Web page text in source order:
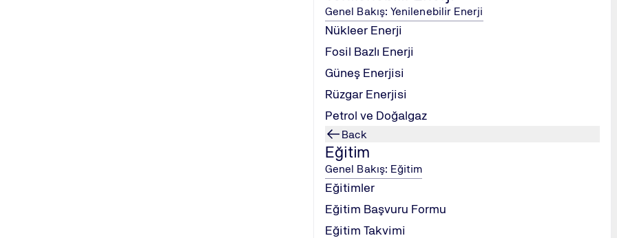
Genel Bakış: Yenilenebilir Enerji
Nükleer Enerji
Fosil Bazlı Enerji
Güneş Enerjisi
Rüzgar Enerjisi
Petrol ve Doğalgaz
Back
Eğitim
Genel Bakış: Eğitim
Eğitimler
Eğitim Başvuru Formu
Eğitim Takvimi
Dokümantasyon hataları üzerinden vaka analizi ve düzeltme alıştırmaları.
Enerji yönetim sisteminin kurulumu ve dokümantasyonundan sorumlu mühendisler ve yöneticiler.
Eğitim sonunda yapılacak sınavda başarılı olan katılımcılaraTÜV NORD KATILIM SERTİFİKASI